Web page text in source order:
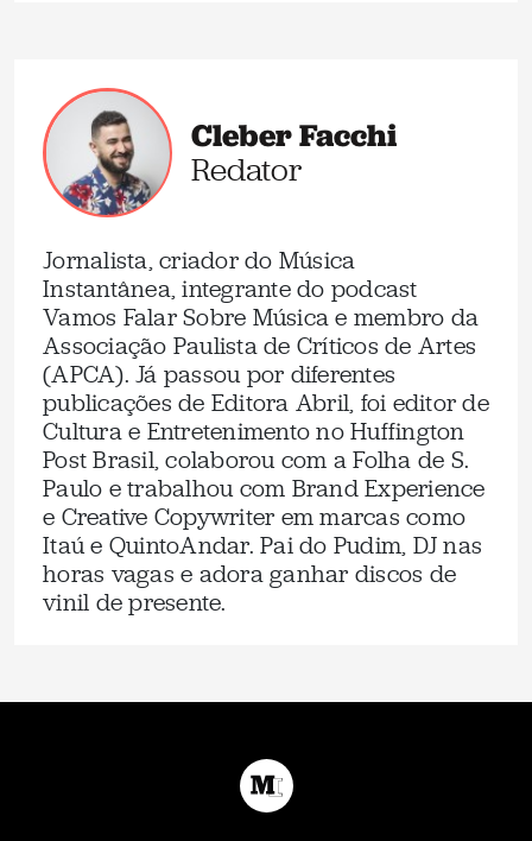
Cleber Facchi
Redator
Jornalista, criador do Música
Instantânea, integrante do podcast
Vamos Falar Sobre Música e membro da
Associação Paulista de Críticos de Artes
(APCA). Já passou por diferentes
publicações de Editora Abril, foi editor de
Cultura e Entretenimento no Huffington
Post Brasil, colaborou com a Folha de S.
Paulo e trabalhou com Brand Experience
e Creative Copywriter em marcas como
Itaú e QuintoAndar. Pai do Pudim, DJ nas
horas vagas e adora ganhar discos de
vinil de presente.